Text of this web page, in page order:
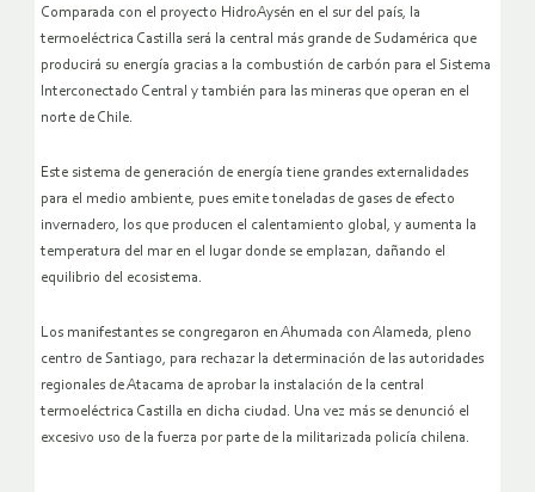
Comparada con el proyecto HidroAysén en el sur del país, la
termoeléctrica Castilla será la central más grande de Sudamérica que
producirá su energía gracias a la combustión de carbón para el Sistema
Interconectado Central y también para las mineras que operan en el
norte de Chile.
Este sistema de generación de energía tiene grandes externalidades
para el medio ambiente, pues emite toneladas de gases de efecto
invernadero, los que producen el calentamiento global, y aumenta la
temperatura del mar en el lugar donde se emplazan, dañando el
equilibrio del ecosistema.
Los manifestantes se congregaron en Ahumada con Alameda, pleno
centro de Santiago, para rechazar la determinación de las autoridades
regionales de Atacama de aprobar la instalación de la central
termoeléctrica Castilla en dicha ciudad. Una vez más se denunció el
excesivo uso de la fuerza por parte de la militarizada policía chilena.